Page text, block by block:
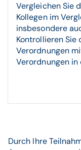
Vergleichen Sie
Kollegen im
insbesondere
Kontrollieren Sie
Verordnungen
Verordnungen in
Durch Ihre